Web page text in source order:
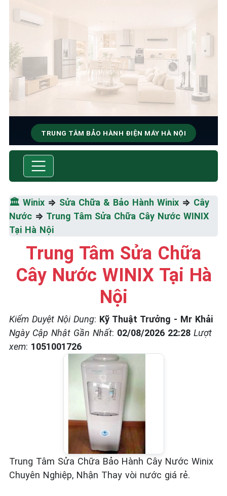
TRUNG TÂM BẢO HÀNH ĐIỆN MÁY HÀ NỘI
SỬA CHỮA & BẢO HÀNH WINIX
Tốc Độ Tối Đa • Chất Lượng Tối Ưu • Chi Phí Tối
☎️ 09.86.85.89.22
🏛️ Winix ⇒ Sửa Chữa & Bảo Hành Winix ⇒ Cây
Nước ⇒ Trung Tâm Sửa Chữa Cây Nước WINIX
Tại Hà Nội
Trung Tâm Sửa Chữa
Cây Nước WINIX Tại Hà
Nội
Kiểm Duyệt Nội Dung: Kỹ Thuật Trưởng - Mr Khải
Ngày Cập Nhật Gần Nhất: 02/08/2026 22:28 Lượt
xem: 1051001726
Trung Tâm Sửa Chữa Bảo Hành Cây Nước Winix
Chuyên Nghiệp, Nhận Thay vòi nước giá rẻ.